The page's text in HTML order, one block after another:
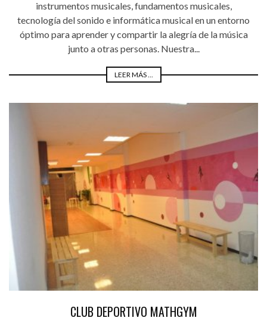
instrumentos musicales, fundamentos musicales,
tecnología del sonido e informática musical en un entorno
óptimo para aprender y compartir la alegría de la música
junto a otras personas. Nuestra...
LEER MÁS ...
CLUB DEPORTIVO MATHGYM